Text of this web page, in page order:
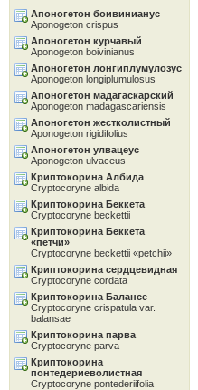
Апоногетон боивинианус
Aponogeton crispus
Апоногетон курчавый
Aponogeton boivinianus
Апоногетон лонгиплумулозус
Aponogeton longiplumulosus
Апоногетон мадагаскарский
Aponogeton madagascariensis
Апоногетон жестколистный
Aponogeton rigidifolius
Апоногетон улвацеус
Aponogeton ulvaceus
Криптокорина Албида
Cryptocoryne albida
Криптокорина Беккета
Cryptocoryne beckettii
Криптокорина Беккета
«петчи»
Cryptocoryne beckettii «petchii»
Криптокорина сердцевидная
Cryptocoryne cordata
Криптокорина Балансе
Cryptocoryne crispatula var.
balansae
Криптокорина парва
Cryptocoryne parva
Криптокорина
понтедериеволистная
Cryptocoryne pontederiifolia